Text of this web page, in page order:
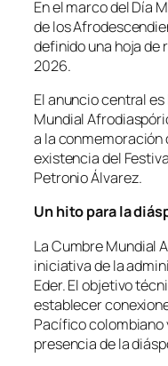
En el marco del Día
de los
definido una hoja de
2026.
El anuncio central
Mundial
a la conmemoración
existencia del
Petronio Álvarez.
Un hito para la
La Cumbre Mundial
iniciativa de la
Eder. El objetivo
establecer
Pacífico
presencia de la